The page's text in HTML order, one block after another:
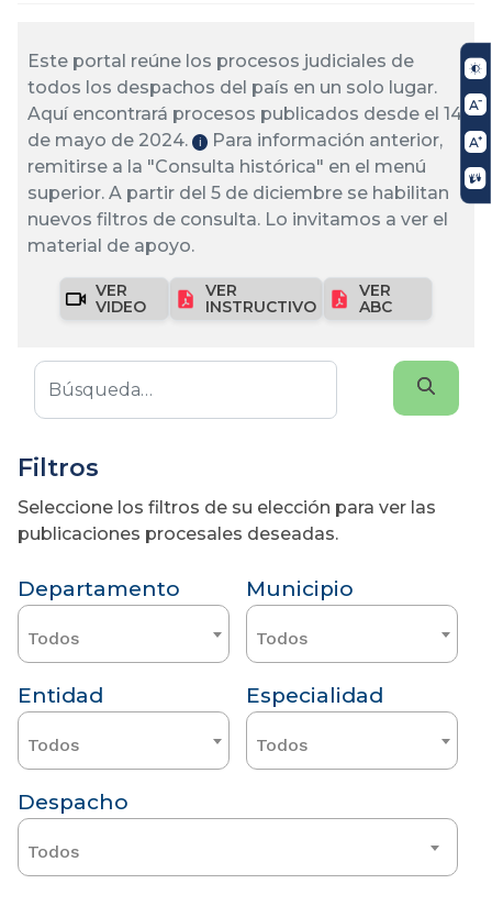
Este portal reúne los procesos judiciales de
todos los despachos del país en un solo lugar.
Aquí encontrará procesos publicados desde el 14
de mayo de 2024.
ℹ️
Para información anterior,
remitirse a la "Consulta histórica" en el menú
superior. A partir del 5 de diciembre se habilitan
nuevos filtros de consulta. Lo invitamos a ver el
material de apoyo.
VER
VIDEO
VER
INSTRUCTIVO
VER
ABC
Filtros
Seleccione los filtros de su elección para ver las
publicaciones procesales deseadas.
Departamento
Todos
Municipio
Todos
Entidad
Todos
Especialidad
Todos
Despacho
Todos